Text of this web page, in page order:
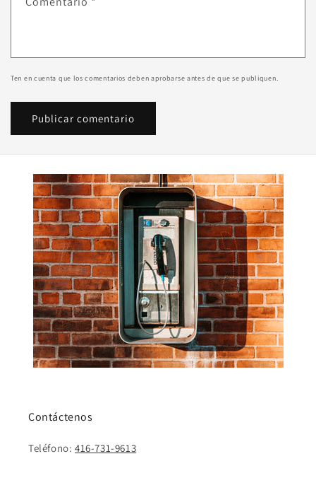
Ten en cuenta que los comentarios deben aprobarse antes de que se publiquen.
Contáctenos
Teléfono: 416-731-9613